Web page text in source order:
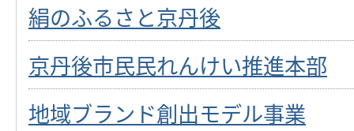
絹のふるさと京丹後
京丹後市民民れんけい推進本部
地域ブランド創出モデル事業